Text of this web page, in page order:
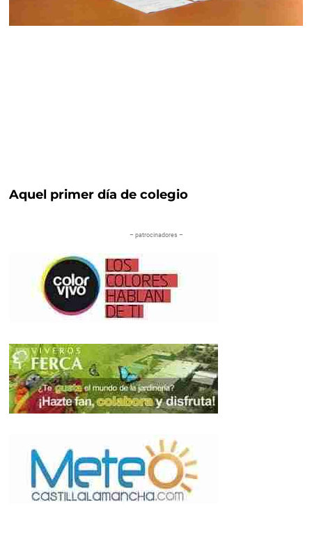
Aquel primer día de colegio
– patrocinadores –